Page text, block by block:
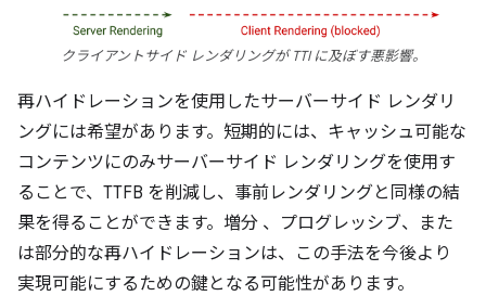
クライアントサイド レンダリングが TTI に及ぼす悪影響。
再ハイドレーションを使用したサーバーサイド レンダリ
ングには希望があります。短期的には、キャッシュ可能な
コンテンツにのみサーバーサイド レンダリングを使用す
ることで、TTFB を削減し、事前レンダリングと同様の結
果を得ることができます。増分 、プログレッシブ、また
は部分的な再ハイドレーションは、この手法を今後より
実現可能にするための鍵となる可能性があります。